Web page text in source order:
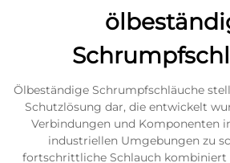
Ölbeständige Schrumpfschläuche
Schutzlösung dar, die entwickelt
Verbindungen und Komponenten
industriellen Umgebungen zu
fortschrittliche Schlauch kombiniert